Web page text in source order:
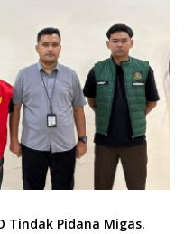
Tindak Pidana Migas.